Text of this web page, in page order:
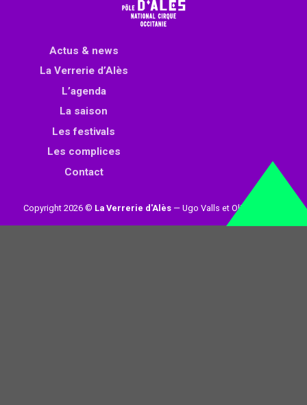
Actus & news
La Verrerie d’Alès
L’agenda
La saison
Les festivals
Les complices
Contact
Copyright 2026 © La Verrerie d'Alès— Ugo Valls et Olivier Loynet